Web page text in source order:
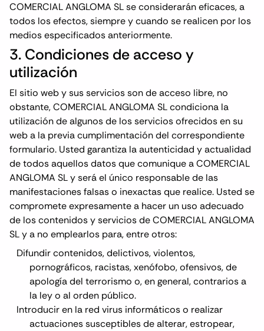
COMERCIAL ANGLOMA SL se considerarán eficaces, a
todos los efectos, siempre y cuando se realicen por los
medios especificados anteriormente.
3. Condiciones de acceso y
utilización
El sitio web y sus servicios son de acceso libre, no
obstante, COMERCIAL ANGLOMA SL condiciona la
utilización de algunos de los servicios ofrecidos en su
web a la previa cumplimentación del correspondiente
formulario. Usted garantiza la autenticidad y actualidad
de todos aquellos datos que comunique a COMERCIAL
ANGLOMA SL y será el único responsable de las
manifestaciones falsas o inexactas que realice. Usted se
compromete expresamente a hacer un uso adecuado
de los contenidos y servicios de COMERCIAL ANGLOMA
SL y a no emplearlos para, entre otros:
Difundir contenidos, delictivos, violentos,
pornográficos, racistas, xenófobo, ofensivos, de
apología del terrorismo o, en general, contrarios a
la ley o al orden público.
Introducir en la red virus informáticos o realizar
actuaciones susceptibles de alterar, estropear,